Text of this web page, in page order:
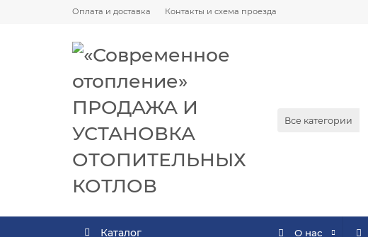
Оплата и доставка Контакты и схема проезда
Все категории
Каталог О нас